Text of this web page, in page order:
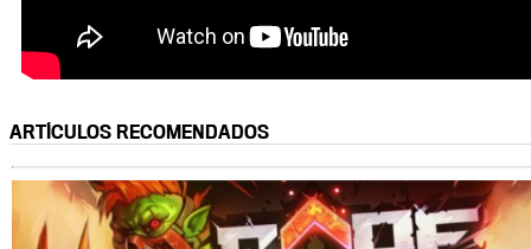
ARTÍCULOS RECOMENDADOS